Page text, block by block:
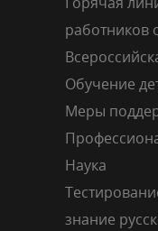
работников
Обучение
Меры
Наука
знание